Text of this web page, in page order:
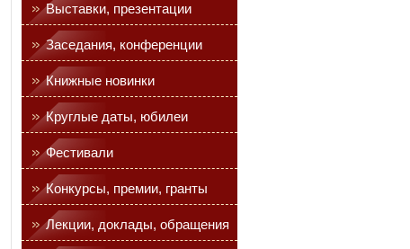
Выставки, презентации
Заседания, конференции
Книжные новинки
Круглые даты, юбилеи
Фестивали
Конкурсы, премии, гранты
Лекции, доклады, обращения